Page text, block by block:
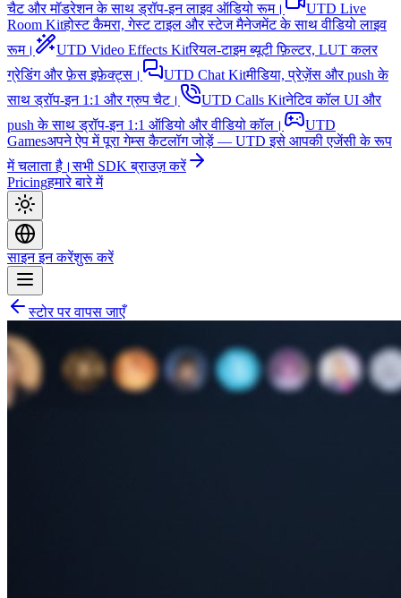
चैट और मॉडरेशन के साथ ड्रॉप-इन लाइव ऑडियो रूम।
UTD Live
Room Kitहोस्ट कैमरा, गेस्ट टाइल और स्टेज मैनेजमेंट के साथ वीडियो लाइव
रूम।
UTD Video Effects Kitरियल-टाइम ब्यूटी फ़िल्टर, LUT कलर
ग्रेडिंग और फ़ेस इफ़ेक्ट्स।
UTD Chat Kitमीडिया, प्रेज़ेंस और push के
साथ ड्रॉप-इन 1:1 और ग्रुप चैट।
UTD Calls Kitनेटिव कॉल UI और
push के साथ ड्रॉप-इन 1:1 ऑडियो और वीडियो कॉल।
UTD
Gamesअपने ऐप में पूरा गेम्स कैटलॉग जोड़ें — UTD इसे आपकी एजेंसी के रूप
में चलाता है।सभी SDK ब्राउज़ करें
Pricingहमारे बारे में
साइन इन करेंशुरू करें
स्टोर पर वापस जाएँ